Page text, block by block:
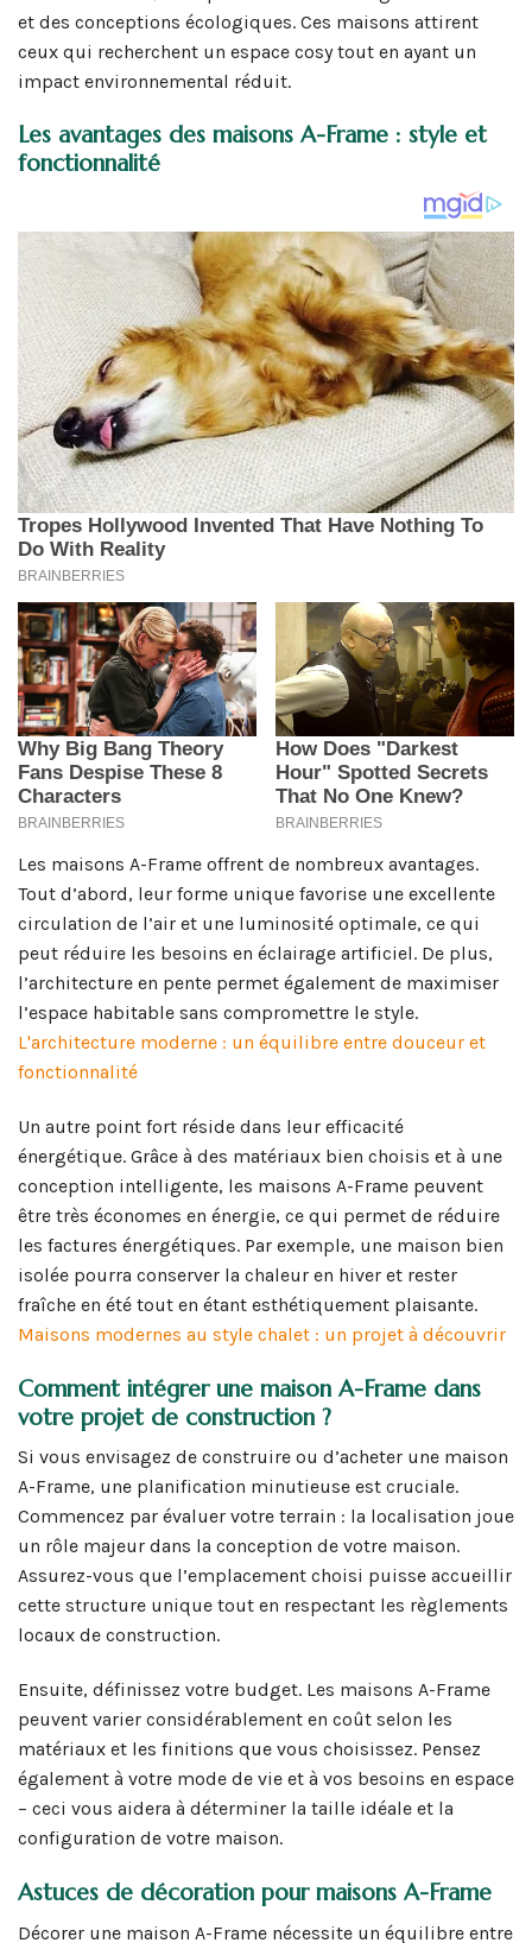
et des conceptions écologiques. Ces maisons attirent
ceux qui recherchent un espace cosy tout en ayant un
impact environnemental réduit.
Les avantages des maisons A-Frame : style et
fonctionnalité
Les maisons A-Frame offrent de nombreux avantages.
Tout d’abord, leur forme unique favorise une excellente
circulation de l’air et une luminosité optimale, ce qui
peut réduire les besoins en éclairage artificiel. De plus,
l’architecture en pente permet également de maximiser
l’espace habitable sans compromettre le style.
L'architecture moderne : un équilibre entre douceur et
fonctionnalité
Un autre point fort réside dans leur efficacité
énergétique. Grâce à des matériaux bien choisis et à une
conception intelligente, les maisons A-Frame peuvent
être très économes en énergie, ce qui permet de réduire
les factures énergétiques. Par exemple, une maison bien
isolée pourra conserver la chaleur en hiver et rester
fraîche en été tout en étant esthétiquement plaisante.
Maisons modernes au style chalet : un projet à découvrir
Comment intégrer une maison A-Frame dans
votre projet de construction ?
Si vous envisagez de construire ou d’acheter une maison
A-Frame, une planification minutieuse est cruciale.
Commencez par évaluer votre terrain : la localisation joue
un rôle majeur dans la conception de votre maison.
Assurez-vous que l’emplacement choisi puisse accueillir
cette structure unique tout en respectant les règlements
locaux de construction.
Ensuite, définissez votre budget. Les maisons A-Frame
peuvent varier considérablement en coût selon les
matériaux et les finitions que vous choisissez. Pensez
également à votre mode de vie et à vos besoins en espace
– ceci vous aidera à déterminer la taille idéale et la
configuration de votre maison.
Astuces de décoration pour maisons A-Frame
Décorer une maison A-Frame nécessite un équilibre entre